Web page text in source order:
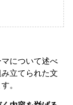
について述べ
立てられた文
。